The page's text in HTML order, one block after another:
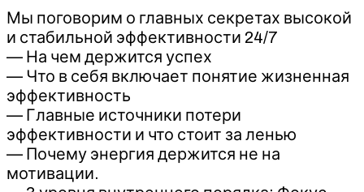
Мы поговорим о главных секретах высокой
и стабильной эффективности 24/7
— На чем держится успех
— Что в себя включает понятие жизненная
эффективность
— Главные источники потери
эффективности и что стоит за ленью
— Почему энергия держится не на
мотивации.